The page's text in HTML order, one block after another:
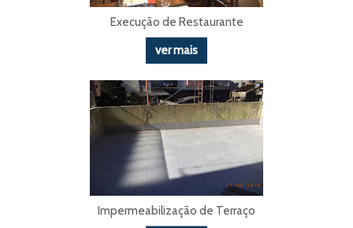
Execução de Restaurante
ver mais
Impermeabilização de Terraço